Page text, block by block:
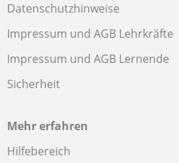
Datenschutzhinweise
Impressum und AGB Lehrkräfte
Impressum und AGB Lernende
Sicherheit
Mehr erfahren
Hilfebereich